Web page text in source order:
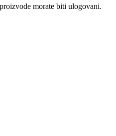
morate biti ulogovani.